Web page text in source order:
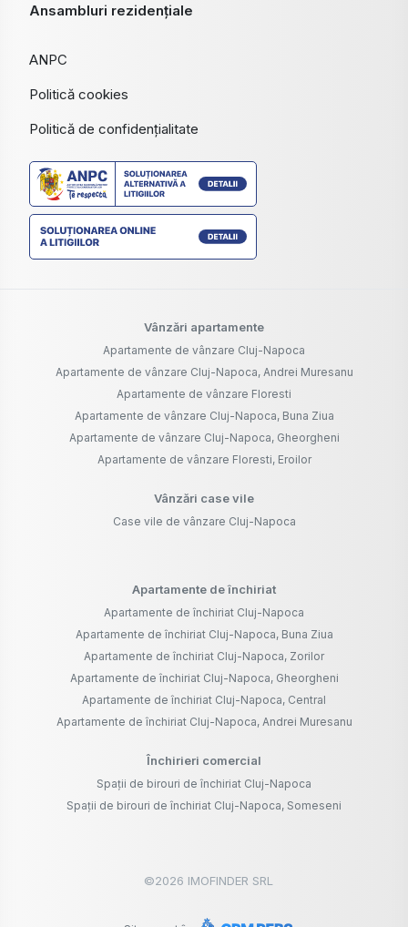
Ansambluri rezidențiale
ANPC
Politică cookies
Politică de confidențialitate
Vânzări apartamente
Apartamente de vânzare Cluj-Napoca
Apartamente de vânzare Cluj-Napoca, Andrei Muresanu
Apartamente de vânzare Floresti
Apartamente de vânzare Cluj-Napoca, Buna Ziua
Apartamente de vânzare Cluj-Napoca, Gheorgheni
Apartamente de vânzare Floresti, Eroilor
Vânzări case vile
Case vile de vânzare Cluj-Napoca
Apartamente de închiriat
Apartamente de închiriat Cluj-Napoca
Apartamente de închiriat Cluj-Napoca, Buna Ziua
Apartamente de închiriat Cluj-Napoca, Zorilor
Apartamente de închiriat Cluj-Napoca, Gheorgheni
Apartamente de închiriat Cluj-Napoca, Central
Apartamente de închiriat Cluj-Napoca, Andrei Muresanu
Închirieri comercial
Spații de birouri de închiriat Cluj-Napoca
Spații de birouri de închiriat Cluj-Napoca, Someseni
©2026 IMOFINDER SRL